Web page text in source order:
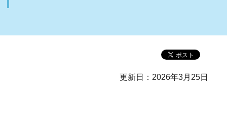
更新日：2026年3月25日